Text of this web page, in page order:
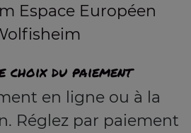
Espace Européen
choix du paiement
en ligne ou à la
Réglez par paiement